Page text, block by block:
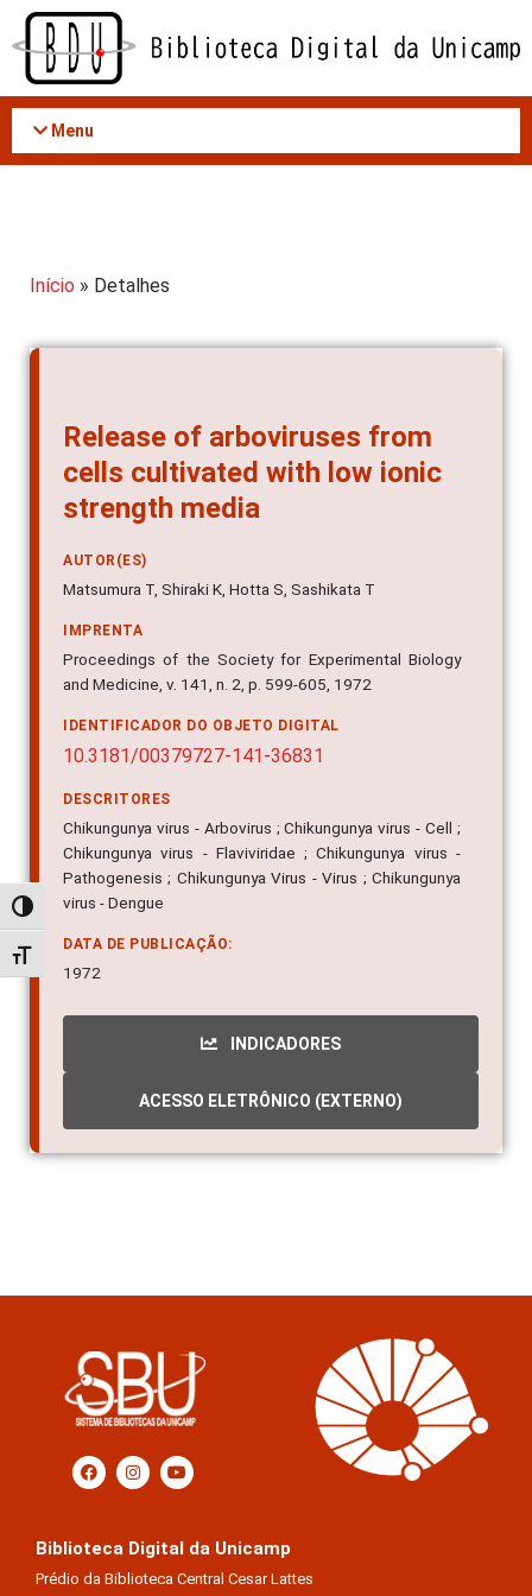
Acessar
conteúdo
Alternar alto contraste
Alternar tamanho da fonte
Menu
Início » Detalhes
Release of arboviruses from
cells cultivated with low ionic
strength media
AUTOR(ES)
Matsumura T, Shiraki K, Hotta S, Sashikata T
IMPRENTA
Proceedings of the Society for Experimental Biology
and Medicine, v. 141, n. 2, p. 599-605, 1972
IDENTIFICADOR DO OBJETO DIGITAL
10.3181/00379727-141-36831
DESCRITORES
Chikungunya virus - Arbovirus ; Chikungunya virus - Cell ;
Chikungunya virus - Flaviviridae ; Chikungunya virus -
Pathogenesis ; Chikungunya Virus - Virus ; Chikungunya
virus - Dengue
DATA DE PUBLICAÇÃO:
1972
INDICADORES
ACESSO ELETRÔNICO (EXTERNO)
Biblioteca Digital da Unicamp
Prédio da Biblioteca Central Cesar Lattes